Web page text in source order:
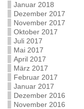
Januar 2018
Dezember 2017
November 2017
Oktober 2017
Juli 2017
Mai 2017
April 2017
März 2017
Februar 2017
Januar 2017
Dezember 2016
November 2016